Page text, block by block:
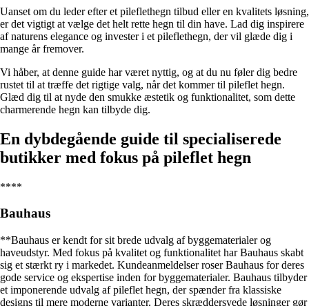
Uanset om du leder efter et pileflethegn tilbud eller en kvalitets løsning,
er det vigtigt at vælge det helt rette hegn til din have. Lad dig inspirere
af naturens elegance og invester i et pileflethegn, der vil glæde dig i
mange år fremover.
Vi håber, at denne guide har været nyttig, og at du nu føler dig bedre
rustet til at træffe det rigtige valg, når det kommer til pileflet hegn.
Glæd dig til at nyde den smukke æstetik og funktionalitet, som dette
charmerende hegn kan tilbyde dig.
En dybdegående guide til specialiserede
butikker med fokus på pileflet hegn
****
Bauhaus
**Bauhaus er kendt for sit brede udvalg af byggematerialer og
haveudstyr. Med fokus på kvalitet og funktionalitet har Bauhaus skabt
sig et stærkt ry i markedet. Kundeanmeldelser roser Bauhaus for deres
gode service og ekspertise inden for byggematerialer. Bauhaus tilbyder
et imponerende udvalg af pileflet hegn, der spænder fra klassiske
designs til mere moderne varianter. Deres skræddersyede løsninger gør